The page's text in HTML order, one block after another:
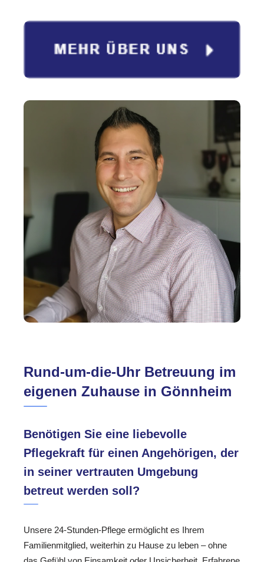
Rund-um-die-Uhr Betreuung im
eigenen Zuhause in Gönnheim
Benötigen Sie eine liebevolle
Pflegekraft für einen Angehörigen, der
in seiner vertrauten Umgebung
betreut werden soll?
Unsere 24-Stunden-Pflege ermöglicht es Ihrem
Familienmitglied, weiterhin zu Hause zu leben – ohne